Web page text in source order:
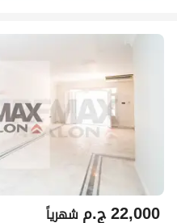
ج.م22,000 شهرياً